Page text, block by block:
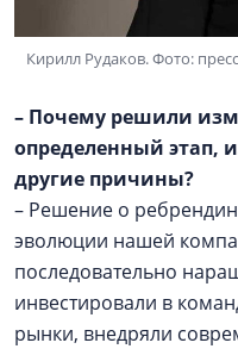
Кирилл Рудаков. Фото:
– Почему решили
определенный этап,
другие причины?
– Решение о
эволюции нашей
последовательно
инвестировали в
рынки, внедряли